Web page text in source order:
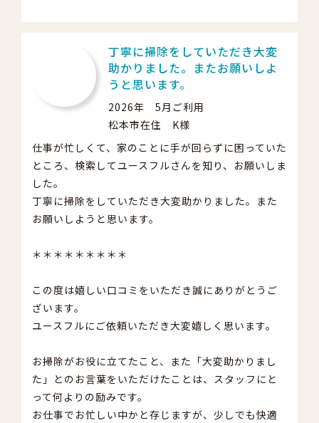
丁寧に掃除をしていただき大変
助かりました。またお願いしよ
うと思います。
2026年 5月ご利用
松本市在住 K様
仕事が忙しくて、家のことに手が回らずに困っていた
ところ、検索してユースフルさんを知り、お願いしま
した。
丁寧に掃除をしていただき大変助かりました。また
お願いしようと思います。
＊＊＊＊＊＊＊＊＊
この度は嬉しい口コミをいただき誠にありがとうご
ざいます。
ユースフルにご依頼いただき大変嬉しく思います。
お掃除がお役に立てたこと、また「大変助かりまし
た」とのお言葉をいただけたことは、スタッフにと
って何よりの励みです。
お仕事でお忙しい中かと存じますが、少しでも快適